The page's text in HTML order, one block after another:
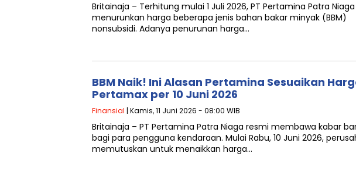
Britainaja – Terhitung mulai 1 Juli 2026, PT Pertamina Patra
menurunkan harga beberapa jenis bahan bakar minyak (BBM)
nonsubsidi. Adanya penurunan harga…
BBM Naik! Ini Alasan Pertamina Sesuaikan
Pertamax per 10 Juni 2026
Finansial | Kamis, 11 Juni 2026 - 08:00 WIB
Britainaja – PT Pertamina Patra Niaga resmi membawa kabar
bagi para pengguna kendaraan. Mulai Rabu, 10 Juni 2026,
memutuskan untuk menaikkan harga…